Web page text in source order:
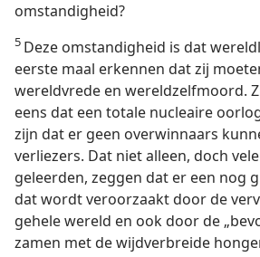
omstandigheid?
5 Deze omstandigheid is dat
eerste maal erkennen dat zij
wereldvrede en wereldzelfmoord.
eens dat een totale nucleaire
zijn dat er geen overwinnaars
verliezers. Dat niet alleen, doch
geleerden, zeggen dat er een nog
dat wordt veroorzaakt door de
gehele wereld en ook door de
zamen met de wijdverbreide